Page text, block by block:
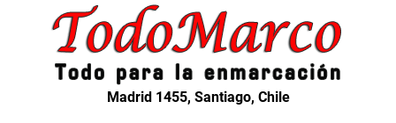
Madrid 1455, Santiago, Chile